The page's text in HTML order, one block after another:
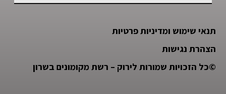
תנאי שימוש ומדיניות פרטיות
הצהרת נגישות
©כל הזכויות שמורות לירוק – רשת מקומונים בשרון